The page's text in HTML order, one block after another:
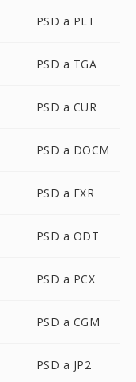
PSD a PLT
PSD a TGA
PSD a CUR
PSD a DOCM
PSD a EXR
PSD a ODT
PSD a PCX
PSD a CGM
PSD a JP2